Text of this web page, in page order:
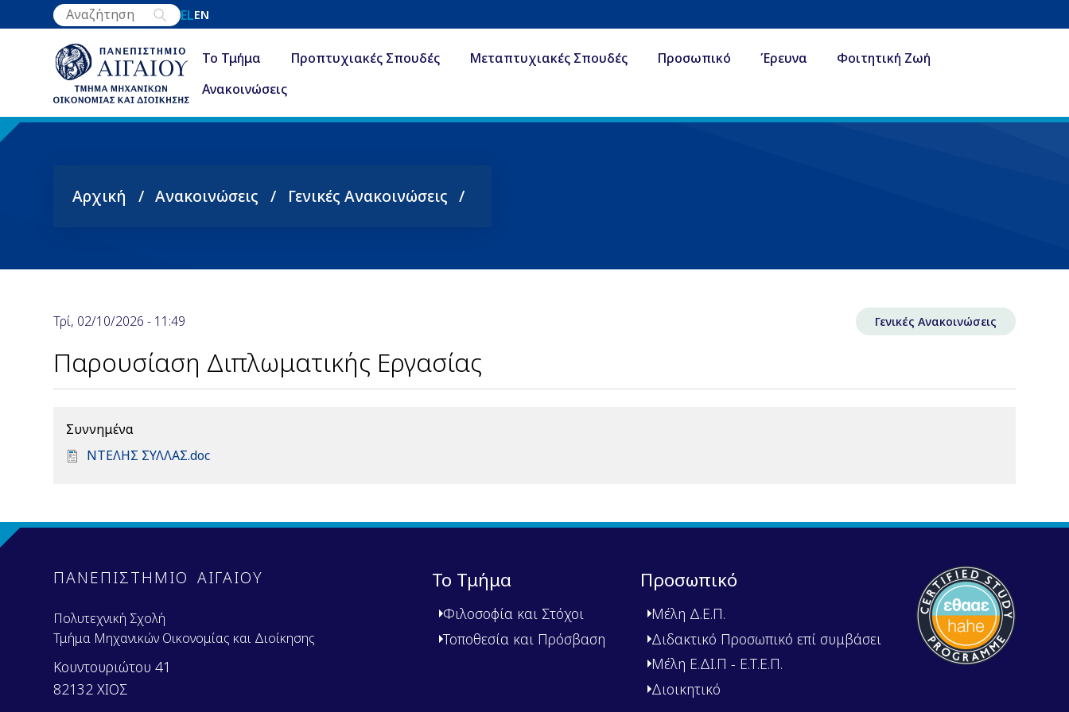
Παράκαμψη
προς
περιεχόμενο
ELEN
Το Τμήμα Προπτυχιακές Σπουδές Μεταπτυχιακές Σπουδές Προσωπικό Έρευνα
Φοιτητική Ζωή
Ανακοινώσεις
Breadcrumb
Αρχική Ανακοινώσεις Γενικές Ανακοινώσεις
Τρί, 02/10/2026 - 11:49 Γενικές Ανακοινώσεις
Παρουσίαση Διπλωματικής Εργασίας
Συννημένα
D
n
ΝΤΕΛΗΣ ΣΥΛΛΑΣ.doc
ΠΑΝΕΠΙΣΤΗΜΙΟ ΑΙΓΑΙΟΥ
Πολυτεχνική Σχολή
Τμήμα Μηχανικών Οικονομίας και Διοίκησης
Κουντουριώτου 41
82132 ΧΙΟΣ
Το Τμήμα
Φιλοσοφία και Στόχοι
Τοποθεσία και Πρόσβαση
Προσωπικό
Μέλη Δ.Ε.Π.
Διδακτικό Προσωπικό επί συμβάσει
Μέλη Ε.ΔΙ.Π - Ε.Τ.Ε.Π.
Διοικητικό